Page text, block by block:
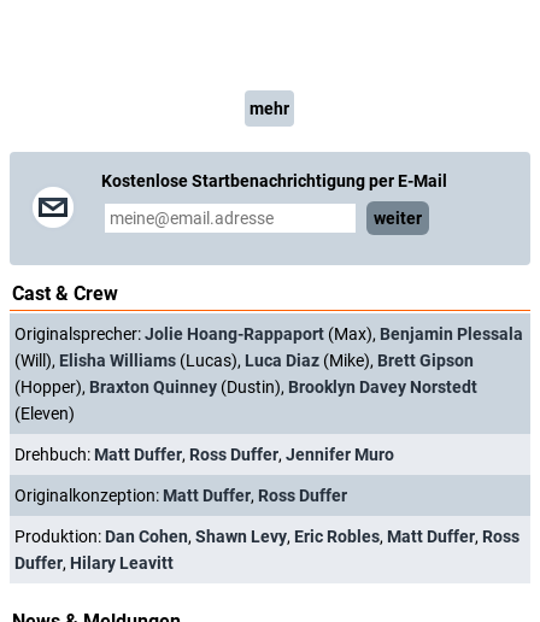
mehr
Kostenlose Startbenachrichtigung per E-Mail
weiter
Cast & Crew
Originalsprecher:Jolie Hoang-Rappaport (Max), Benjamin Plessala
(Will), Elisha Williams (Lucas), Luca Diaz (Mike), Brett Gipson
(Hopper), Braxton Quinney (Dustin), Brooklyn Davey Norstedt
(Eleven)
Drehbuch: Matt Duffer, Ross Duffer, Jennifer Muro
Originalkonzeption: Matt Duffer, Ross Duffer
Produktion: Dan Cohen, Shawn Levy, Eric Robles, Matt Duffer, Ross
Duffer, Hilary Leavitt